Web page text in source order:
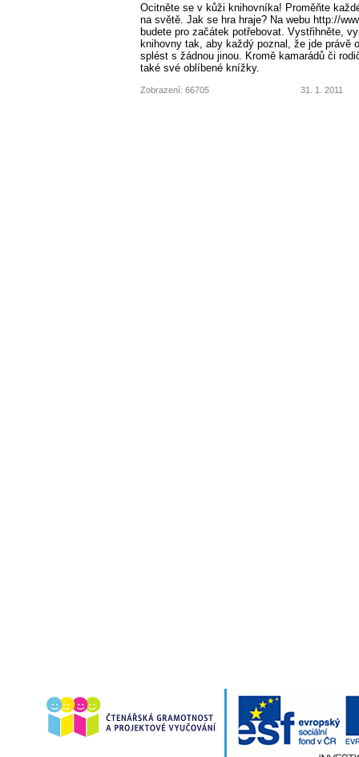
Ocitněte se v kůži knihovníka! Proměňte
na světě. Jak se hra hraje? Na webu http://
budete pro začátek potřebovat. Vystřihněte,
knihovny tak, aby každý poznal, že jde právě
splést s žádnou jinou. Kromě kamarádů či
také své oblíbené knížky.
Zobrazení: 66705 31. 1. 2011